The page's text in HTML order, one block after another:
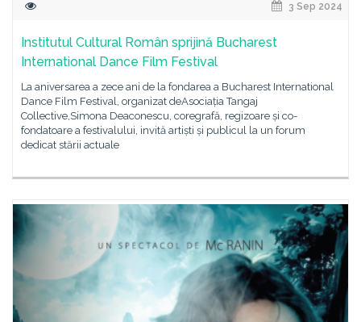
3 Sep 2024
Institutul Cultural Român sprijină Bucharest
International Dance Film Festival
La aniversarea a zece ani de la fondarea a Bucharest International
Dance Film Festival, organizat deAsociația Tangaj
Collective,Simona Deaconescu, coregrafă, regizoare și co-
fondatoare a festivalului, invită artiști și publicul la un forum
dedicat stării actuale